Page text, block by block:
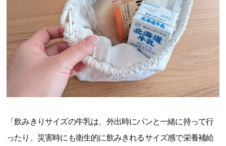
「飲みきりサイズの牛乳は、外出時にパンと一緒に持って行
ったり、災害時にも衛生的に飲みきれるサイズ感で栄養補給